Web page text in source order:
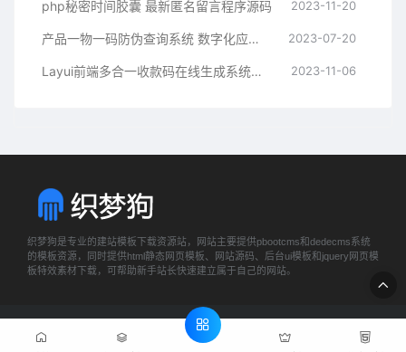
php秘密时间胶囊 最新匿名留言程序源码 2023-11-20
产品一物一码防伪查询系统 数字化应用平台系统 2023-07-20
Layui前端多合一收款码在线生成系统源码 2023-11-06
织梦狗是专业的建站模板下载资源站，网站主要提供pbootcms和dedecms系统
的模板资源，同时提供html静态网页模板、网站源码、后台ui模板和jquery网页模
板特效素材下载，可帮助新手站长快速建立属于自己的网站。
Copyright © 2023-2024 WWW.DEDEGG.COM 织梦狗 版权所有
粤ICP备20019714号